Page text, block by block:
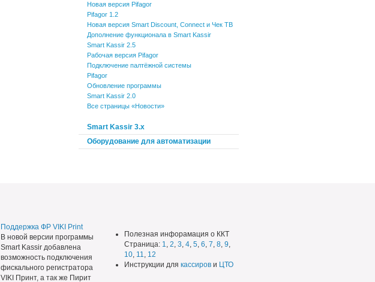
Новая версия Pifagor
Pifagor 1.2
Новая версия Smart Discount, Connect и Чек ТВ
Дополнение функционала в Smart Kassir
Smart Kassir 2.5
Рабочая версия Pifagor
Подключение палтёжной системы
Pifagor
Обновление программы
Smart Kassir 2.0
Все страницы «Новости»
Smart Kassir 3.x
Оборудование для автоматизации
Поддержка ФР VIKI Print
В новой версии программы
Smart Kassir добавлена
возможность подключения
фискального регистратора
VIKI Принт, а так же Пирит
Полезная инфорамация о ККТ
Страница: 1, 2, 3, 4, 5, 6, 7, 8, 9,
10, 11, 12
Инструкции для кассиров и ЦТО